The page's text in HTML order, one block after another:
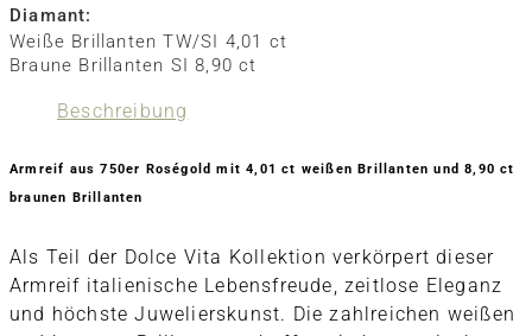
Diamant:
Weiße Brillanten TW/SI 4,01 ct
Braune Brillanten SI 8,90 ct
Beschreibung
Armreif aus 750er Roségold mit 4,01 ct weißen Brillanten und 8,90 ct
braunen Brillanten
Als Teil der Dolce Vita Kollektion verkörpert dieser
Armreif italienische Lebensfreude, zeitlose Eleganz
und höchste Juwelierskunst. Die zahlreichen weißen